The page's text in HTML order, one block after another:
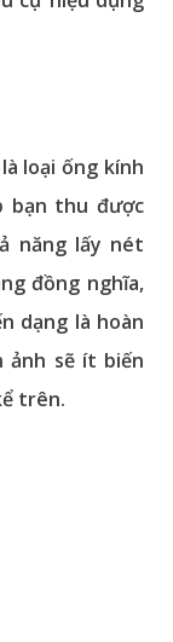
loại ống kính
bạn thu được
năng lấy nét
đồng nghĩa,
dạng là hoàn
ảnh sẽ ít biến
trên.